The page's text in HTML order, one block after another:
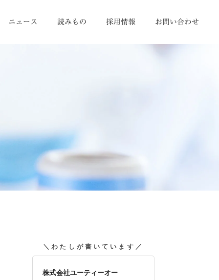
ニュース 読みもの 採用情報 お問い合わせ
わたしが書いています
株式会社ユーティーオー